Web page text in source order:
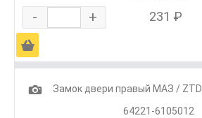
- + 231 ₽
Ä
1
Замок двери правый МАЗ / ZTD
64221-6105012